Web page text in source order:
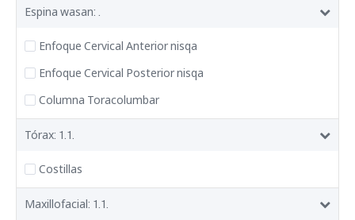
Espina wasan: .
Enfoque Cervical Anterior nisqa
Enfoque Cervical Posterior nisqa
Columna Toracolumbar
Tórax: 1.1.
Costillas
Maxillofacial: 1.1.